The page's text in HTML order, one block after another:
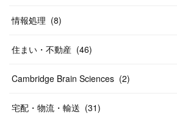
情報処理 (8)
住まい・不動産 (46)
Cambridge Brain Sciences (2)
宅配・物流・輸送 (31)